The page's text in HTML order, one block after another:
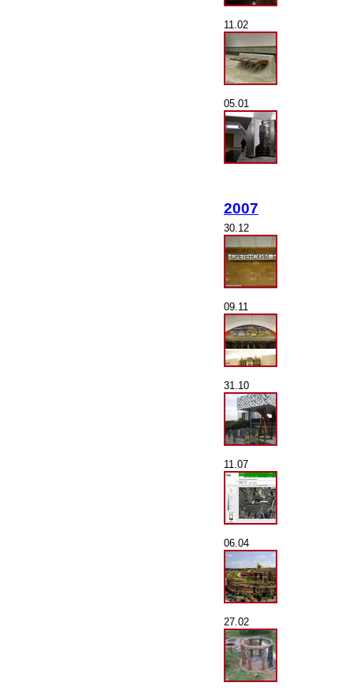
11.02
05.01
2007
30.12
09.11
31.10
11.07
06.04
27.02